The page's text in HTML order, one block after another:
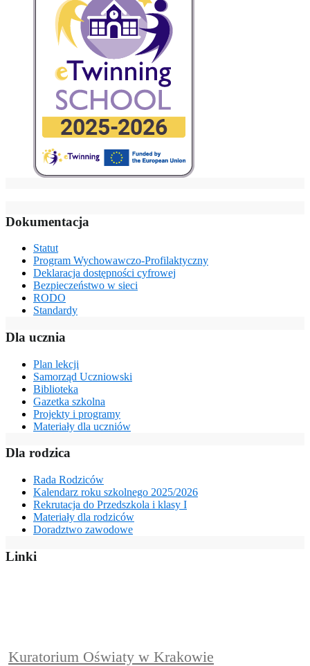
Dokumentacja
Statut
Program Wychowawczo-Profilaktyczny
Deklaracja dostępności cyfrowej
Bezpieczeństwo w sieci
RODO
Standardy
Dla ucznia
Plan lekcji
Samorząd Uczniowski
Biblioteka
Gazetka szkolna
Projekty i programy
Materiały dla uczniów
Dla rodzica
Rada Rodziców
Kalendarz roku szkolnego 2025/2026
Rekrutacja do Przedszkola i klasy I
Materiały dla rodziców
Doradztwo zawodowe
Linki
Kuratorium Oświaty w Krakowie